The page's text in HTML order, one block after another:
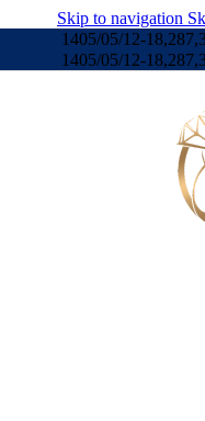
Skip to navigation
-
1405/05/12
-
1405/05/12